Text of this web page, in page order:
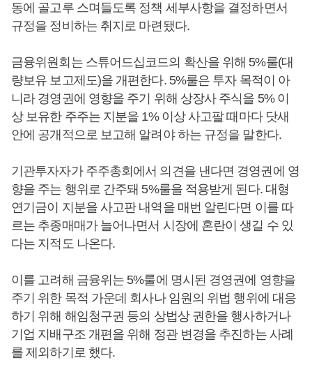
동에 골고루 스며들도록 정책 세부사항을 결정하면서
규정을 정비하는 취지로 마련됐다.
금융위원회는 스튜어드십코드의 확산을 위해 5%룰(대
량보유 보고제도)을 개편한다. 5%룰은 투자 목적이 아
니라 경영권에 영향을 주기 위해 상장사 주식을 5% 이
상 보유한 주주는 지분을 1% 이상 사고팔 때마다 닷새
안에 공개적으로 보고해 알려야 하는 규정을 말한다.
기관투자자가 주주총회에서 의견을 낸다면 경영권에 영
향을 주는 행위로 간주돼 5%룰을 적용받게 된다. 대형
연기금이 지분을 사고판 내역을 매번 알린다면 이를 따
르는 추종매매가 늘어나면서 시장에 혼란이 생길 수 있
다는 지적도 나온다.
이를 고려해 금융위는 5%룰에 명시된 경영권에 영향을
주기 위한 목적 가운데 회사나 임원의 위법 행위에 대응
하기 위해 해임청구권 등의 상법상 권한을 행사하거나
기업 지배구조 개편을 위해 정관 변경을 추진하는 사례
를 제외하기로 했다.